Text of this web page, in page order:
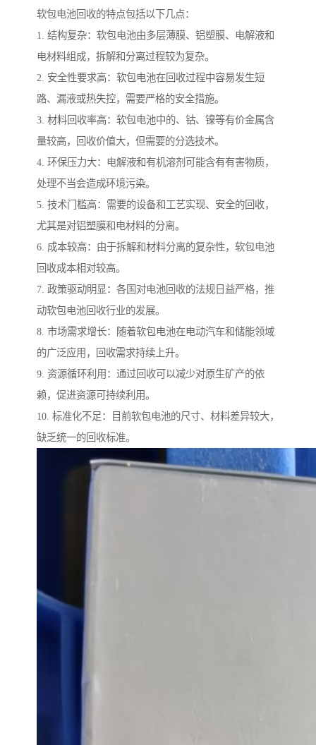
软包电池回收的特点包括以下几点：
1. 结构复杂：软包电池由多层薄膜、铝塑膜、电解液和
电材料组成，拆解和分离过程较为复杂。
2. 安全性要求高：软包电池在回收过程中容易发生短
路、漏液或热失控，需要严格的安全措施。
3. 材料回收率高：软包电池中的、钴、镍等有价金属含
量较高，回收价值大，但需要的分选技术。
4. 环保压力大：电解液和有机溶剂可能含有有害物质，
处理不当会造成环境污染。
5. 技术门槛高：需要的设备和工艺实现、安全的回收，
尤其是对铝塑膜和电材料的分离。
6. 成本较高：由于拆解和材料分离的复杂性，软包电池
回收成本相对较高。
7. 政策驱动明显：各国对电池回收的法规日益严格，推
动软包电池回收行业的发展。
8. 市场需求增长：随着软包电池在电动汽车和储能领域
的广泛应用，回收需求持续上升。
9. 资源循环利用：通过回收可以减少对原生矿产的依
赖，促进资源可持续利用。
10. 标准化不足：目前软包电池的尺寸、材料差异较大，
缺乏统一的回收标准。